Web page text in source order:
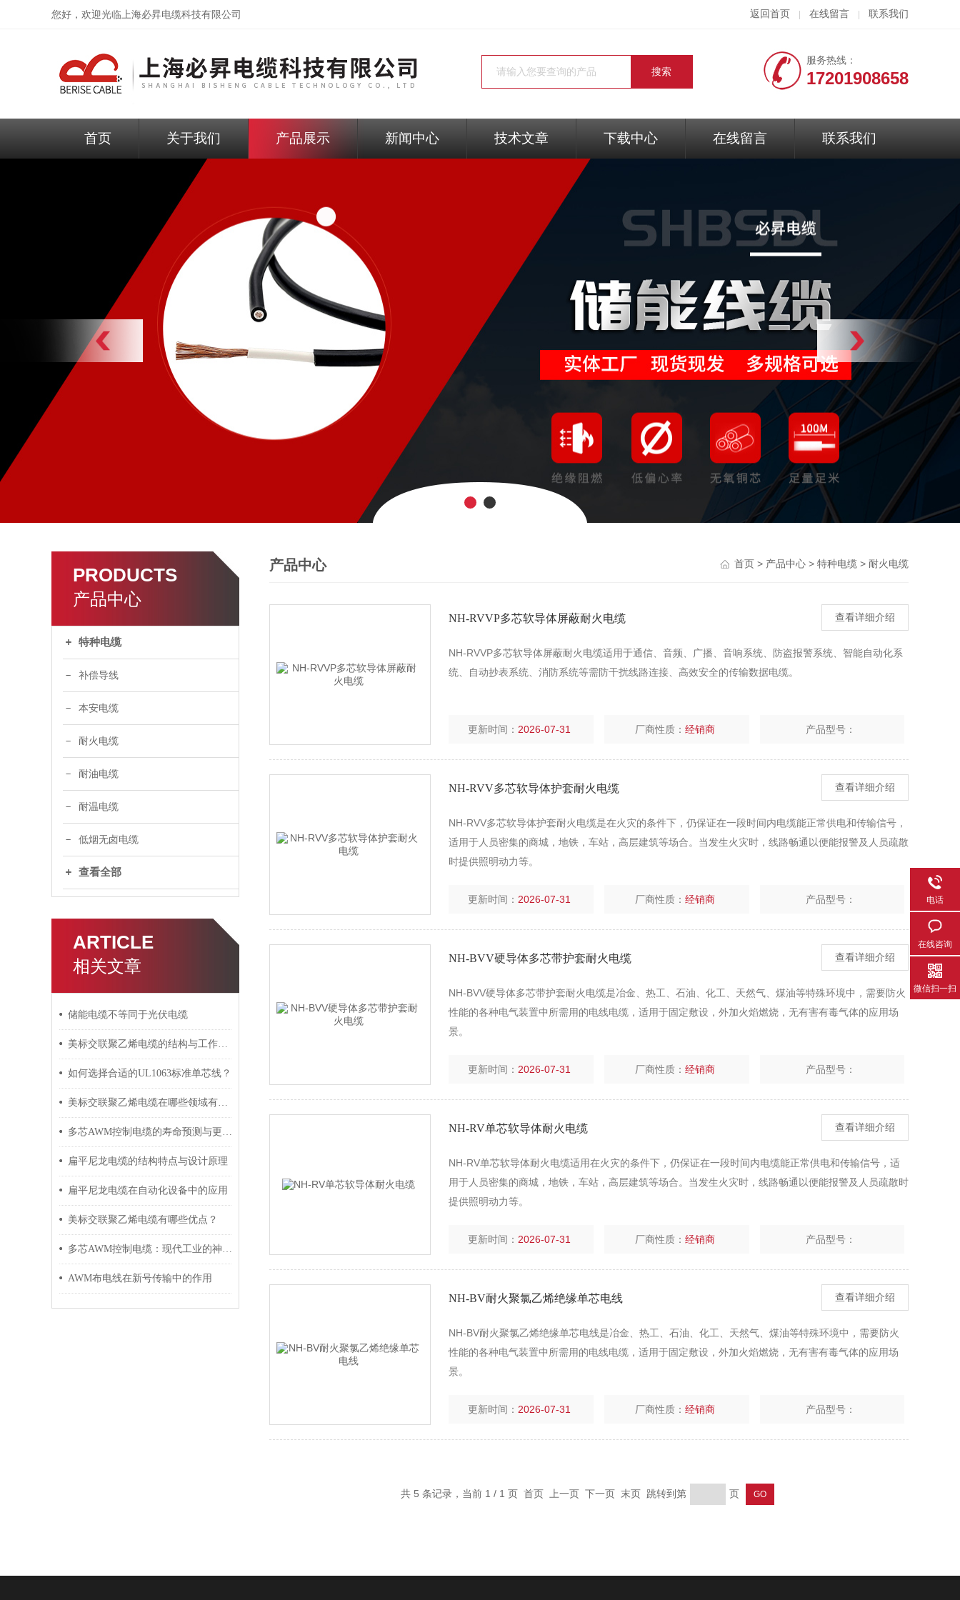
您好，欢迎光临上海必昇电缆科技有限公司 返回首页 在线留言 联系我们
服务热线：
17201908658
首页 关于我们 产品展示 新闻中心 技术文章 下载中心 在线留言 联系我们
PRODUCTS
产品中心
特种电缆
补偿导线
本安电缆
耐火电缆
耐油电缆
耐温电缆
低烟无卤电缆
查看全部
ARTICLE
相关文章
储能电缆不等同于光伏电缆
美标交联聚乙烯电缆的结构与工作原理
如何选择合适的UL1063标准单芯线？
美标交联聚乙烯电缆在哪些领域有广泛应用？
多芯AWM控制电缆的寿命预测与更换周期
扁平尼龙电缆的结构特点与设计原理
扁平尼龙电缆在自动化设备中的应用
美标交联聚乙烯电缆有哪些优点？
多芯AWM控制电缆：现代工业的神经脉络
AWM布电线在新号传输中的作用
产品中心 首页 > 产品中心 > 特种电缆 > 耐火电缆
NH-RVVP多芯软导体屏蔽耐火电缆 查看详细介绍
NH-RVVP多芯软导体屏蔽耐火电缆适用于通信、音频、广播、音响系统、防盗报警系统、智能自动化系
统、自动抄表系统、消防系统等需防干扰线路连接、高效安全的传输数据电缆。
更新时间： 2026-07-31 厂商性质：经销商 产品型号：
NH-RVV多芯软导体护套耐火电缆 查看详细介绍
NH-RVV多芯软导体护套耐火电缆是在火灾的条件下，仍保证在一段时间内电缆能正常供电和传输信号，
适用于人员密集的商城，地铁，车站，高层建筑等场合。当发生火灾时，线路畅通以便能报警及人员疏散
时提供照明动力等。
更新时间： 2026-07-31 厂商性质：经销商 产品型号：
NH-BVV硬导体多芯带护套耐火电缆 查看详细介绍
NH-BVV硬导体多芯带护套耐火电缆是冶金、热工、石油、化工、天然气、煤油等特殊环境中，需要防火
性能的各种电气装置中所需用的电线电缆，适用于固定敷设，外加火焰燃烧，无有害有毒气体的应用场
景。
更新时间： 2026-07-31 厂商性质：经销商 产品型号：
NH-RV单芯软导体耐火电缆 查看详细介绍
NH-RV单芯软导体耐火电缆适用在火灾的条件下，仍保证在一段时间内电缆能正常供电和传输信号，适
用于人员密集的商城，地铁，车站，高层建筑等场合。当发生火灾时，线路畅通以便能报警及人员疏散时
提供照明动力等。
更新时间： 2026-07-31 厂商性质：经销商 产品型号：
NH-BV耐火聚氯乙烯绝缘单芯电线 查看详细介绍
NH-BV耐火聚氯乙烯绝缘单芯电线是冶金、热工、石油、化工、天然气、煤油等特殊环境中，需要防火
性能的各种电气装置中所需用的电线电缆，适用于固定敷设，外加火焰燃烧，无有害有毒气体的应用场
景。
更新时间： 2026-07-31 厂商性质：经销商 产品型号：
共 5 条记录，当前 1 / 1 页 首页 上一页 下一页 末页 跳转到第 页
电话
在线咨询
微信扫一扫